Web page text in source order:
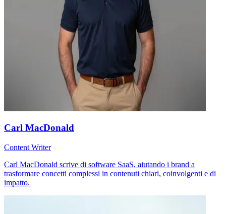
Carl MacDonald
Content Writer
Carl MacDonald scrive di software SaaS, aiutando i brand a
trasformare concetti complessi in contenuti chiari, coinvolgenti e di
impatto.